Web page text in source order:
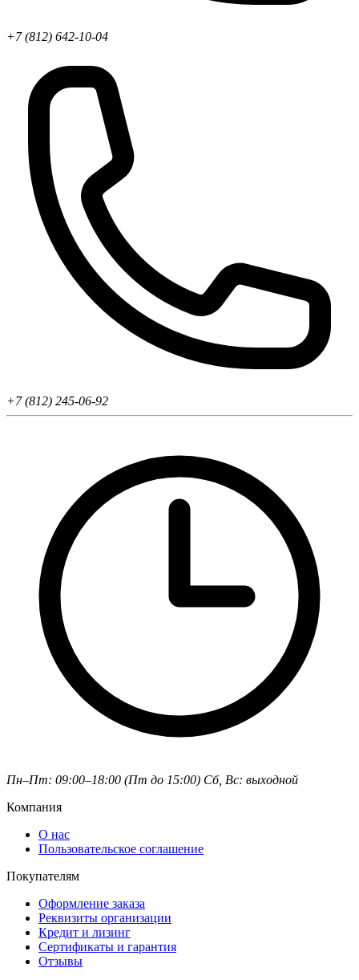
+7 (812) 642-10-04
+7 (812) 245-06-92
Пн–Пт: 09:00–18:00 (Пт до 15:00) Сб, Вс: выходной
Компания
О нас
Пользовательское соглашение
Покупателям
Оформление заказа
Реквизиты организации
Кредит и лизинг
Сертификаты и гарантия
Отзывы